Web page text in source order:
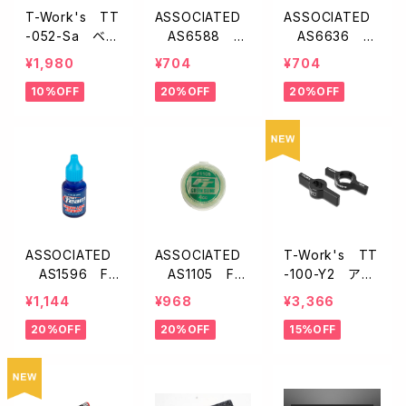
T-Work's TT
-052-Sa ベア
リングクリーナ
ー(S)
¥1,980
10%OFF
ASSOCIATED
AS6588 F
T ブラックグリ
¥704
20%OFF
ASSOCIATED
AS6636 F
T シリコングリ
¥704
20%OFF
ASSOCIATED
AS1596 FT
ネジロック剤【ブ
ルー/ミディア
ム】
¥1,144
20%OFF
ASSOCIATED
AS1105 FT
グリーンスライム
ブ】
¥968
20%OFF
T-Work's TT
-100-Y2 アル
ミ製13mmショッ
クツール【ヨコモ
MO/MB用】
¥3,366
15%OFF